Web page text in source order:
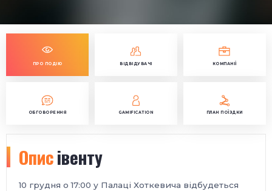
ПРО ПОДІЮ ВІДВІДУВАЧІ КОМПАНІЇ
ОБГОВОРЕННЯ GAMIFICATION ПЛАН ПОЇЗДКИ
Описівенту
10 грудня о 17:00 у Палаці Хоткевича відбудеться